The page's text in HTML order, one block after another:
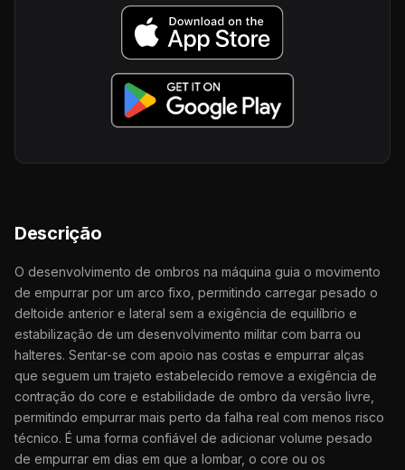
Descrição
O desenvolvimento de ombros na máquina guia o movimento
de empurrar por um arco fixo, permitindo carregar pesado o
deltoide anterior e lateral sem a exigência de equilíbrio e
estabilização de um desenvolvimento militar com barra ou
halteres. Sentar-se com apoio nas costas e empurrar alças
que seguem um trajeto estabelecido remove a exigência de
contração do core e estabilidade de ombro da versão livre,
permitindo empurrar mais perto da falha real com menos risco
técnico. É uma forma confiável de adicionar volume pesado
de empurrar em dias em que a lombar, o core ou os